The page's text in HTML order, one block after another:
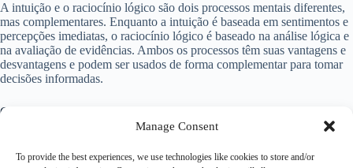
Manage Consent
To provide the best experiences, we use technologies like cookies to store and/or
A intuição e o raciocínio lógico são dois processos mentais diferentes,
mas complementares. Enquanto a intuição é baseada em sentimentos e
percepções imediatas, o raciocínio lógico é baseado na análise lógica e
na avaliação de evidências. Ambos os processos têm suas vantagens e
desvantagens e podem ser usados de forma complementar para tomar
decisões informadas.
Conclusão
mundo de forma mais profunda e tomar decisões eficazes. É uma